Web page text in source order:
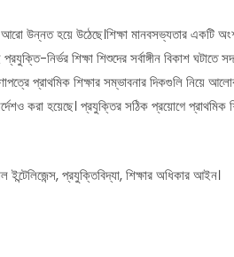
উন্নত হয়ে উঠেছে।শিক্ষা মানবসভ্যতার একটি
নির্ভর শিক্ষা শিশুদের সর্বাঙ্গীন বিকাশ ঘটাতে
প্রাথমিক শিক্ষার সম্ভাবনার দিকগুলি নিয়ে
করা হয়েছে। প্রযুক্তির সঠিক প্রয়োগে প্রাথমিক
ইন্টেলিজেন্স, প্রযুক্তিবিদ্যা, শিক্ষার অধিকার আইন।